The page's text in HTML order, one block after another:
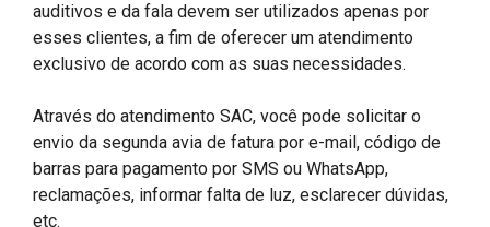
auditivos e da fala devem ser utilizados apenas por
esses clientes, a fim de oferecer um atendimento
exclusivo de acordo com as suas necessidades.
Através do atendimento SAC, você pode solicitar o
envio da segunda avia de fatura por e-mail, código de
barras para pagamento por SMS ou WhatsApp,
reclamações, informar falta de luz, esclarecer dúvidas,
etc.